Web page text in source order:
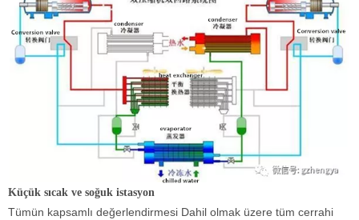
Küçük sıcak ve soğuk istasyon
Tümün kapsamlı değerlendirmesi Dahil olmak üzere tüm cerrahi